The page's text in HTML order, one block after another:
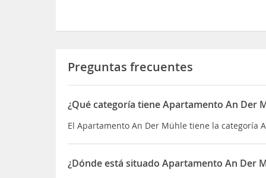
Preguntas frecuentes
¿Qué categoría tiene Apartamento An Der
El Apartamento An Der Mühle tiene la categoría
¿Dónde está situado Apartamento An Der